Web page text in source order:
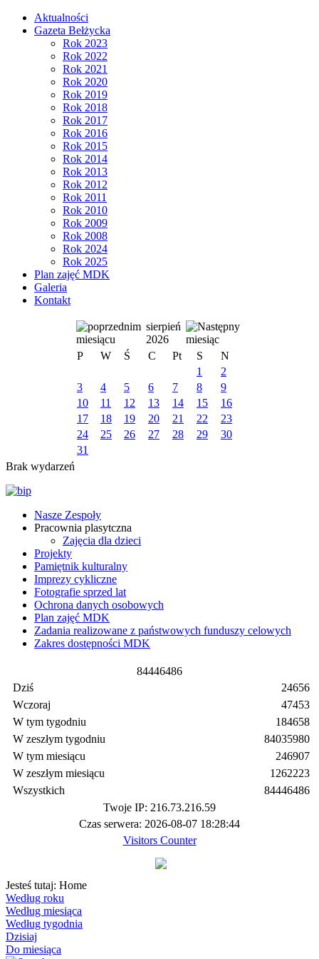
Aktualności
Gazeta Bełżycka
Rok 2023
Rok 2022
Rok 2021
Rok 2020
Rok 2019
Rok 2018
Rok 2017
Rok 2016
Rok 2015
Rok 2014
Rok 2013
Rok 2012
Rok 2011
Rok 2010
Rok 2009
Rok 2008
Rok 2024
Rok 2025
Plan zajęć MDK
Galeria
Kontakt
sierpień
2026
P
W Ś C Pt S
N
1
2
3
4 5 6 7 8
9
10
11 12 13 14 15
16
17
18 19 20 21 22
23
24
25 26 27 28 29
30
31
Brak wydarzeń
Nasze Zespoły
Pracownia plasytczna
Zajęcia dla dzieci
Projekty
Pamiętnik kulturalny
Imprezy cykliczne
Fotografie sprzed lat
Ochrona danych osobowych
Plan zajęć MDK
Zadania realizowane z państwowych funduszy celowych
Zakres dostępności MDK
84446486
Dziś
Wczoraj
W tym tygodniu
W zeszłym tygodniu
W tym miesiącu
W zeszłym miesiącu
Wszystkich
24656
47453
184658
84035980
246907
1262223
84446486
Twoje IP: 216.73.216.59
Czas serwera: 2026-08-07 18:28:44
Visitors Counter
Jesteś tutaj: Home
Według roku
Według miesiąca
Według tygodnia
Dzisiaj
Do miesiąca